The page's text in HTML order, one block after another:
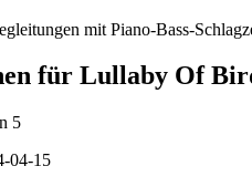
mit Piano-Bass-
für Lullaby Of
5
04-15